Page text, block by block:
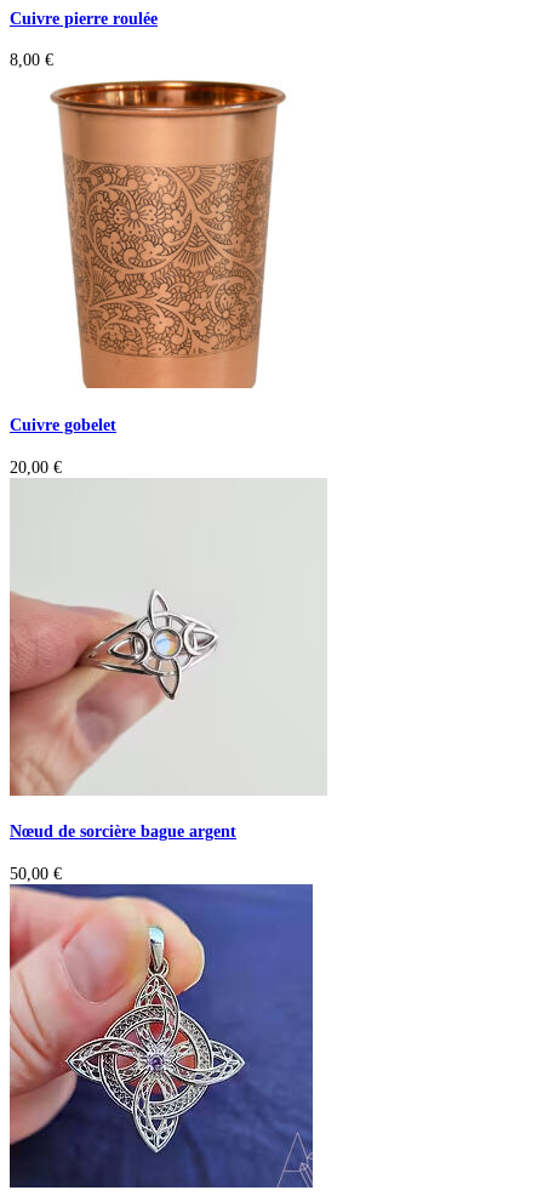
Cuivre pierre roulée
8,00 €
Cuivre gobelet
20,00 €
Nœud de sorcière bague argent
50,00 €